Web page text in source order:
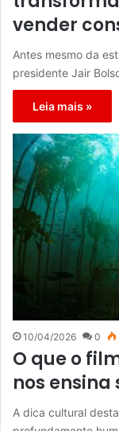
vender
Antes mesmo da
presidente Jair
Leia mais »
10/04/2026 0
O que o
nos ensina
A dica cultural